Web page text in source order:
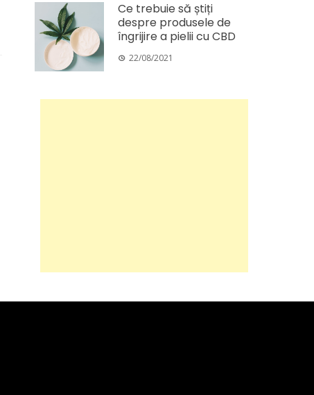
Ce trebuie să știți
despre produsele de
îngrijire a pielii cu CBD
22/08/2021